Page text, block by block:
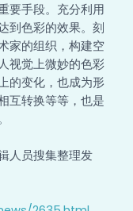
要手段。充分利用
到色彩的效果。刻
家的组织，构建空
视觉上微妙的色彩
的变化，也成为形
互转换等等，也是
人员搜集整理发